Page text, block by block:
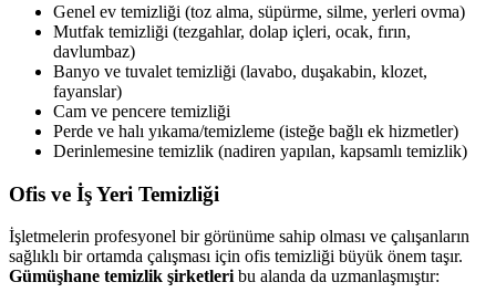
Genel ev temizliği (toz alma, süpürme, silme, yerleri ovma)
Mutfak temizliği (tezgahlar, dolap içleri, ocak, fırın,
davlumbaz)
Banyo ve tuvalet temizliği (lavabo, duşakabin, klozet,
fayanslar)
Cam ve pencere temizliği
Perde ve halı yıkama/temizleme (isteğe bağlı ek hizmetler)
Derinlemesine temizlik (nadiren yapılan, kapsamlı temizlik)
Ofis ve İş Yeri Temizliği
İşletmelerin profesyonel bir görünüme sahip olması ve çalışanların
sağlıklı bir ortamda çalışması için ofis temizliği büyük önem taşır.
Gümüşhane temizlik şirketleri bu alanda da uzmanlaşmıştır: